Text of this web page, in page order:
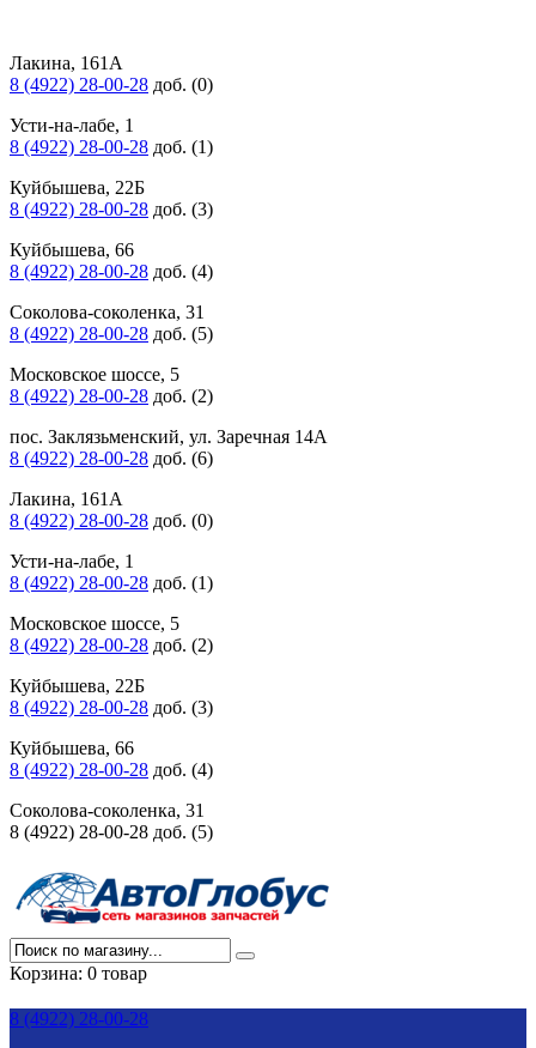
Лакина, 161А
8 (4922) 28-00-28 доб. (0)
Усти-на-лабе, 1
8 (4922) 28-00-28 доб. (1)
Куйбышева, 22Б
8 (4922) 28-00-28 доб. (3)
Куйбышева, 66
8 (4922) 28-00-28 доб. (4)
Соколова-соколенка, 31
8 (4922) 28-00-28 доб. (5)
Московское шоссе, 5
8 (4922) 28-00-28 доб. (2)
пос. Заклязьменский, ул. Заречная 14А
8 (4922) 28-00-28 доб. (6)
Лакина, 161А
8 (4922) 28-00-28 доб. (0)
Усти-на-лабе, 1
8 (4922) 28-00-28 доб. (1)
Московское шоссе, 5
8 (4922) 28-00-28 доб. (2)
Куйбышева, 22Б
8 (4922) 28-00-28 доб. (3)
Куйбышева, 66
8 (4922) 28-00-28 доб. (4)
Соколова-соколенка, 31
8 (4922) 28-00-28 доб. (5)
Корзина: 0 товар
8 (4922) 28-00-28